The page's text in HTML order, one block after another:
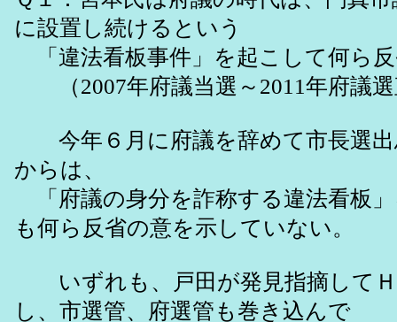
に設置し続けるという
「違法看板事件」を起こして何ら
（2007年府議当選～2011年府議選
今年６月に府議を辞めて市長選出
からは、
「府議の身分を詐称する違法看板
も何ら反省の意を示していない。
いずれも、戸田が発見指摘してＨ
し、市選管、府選管も巻き込んで